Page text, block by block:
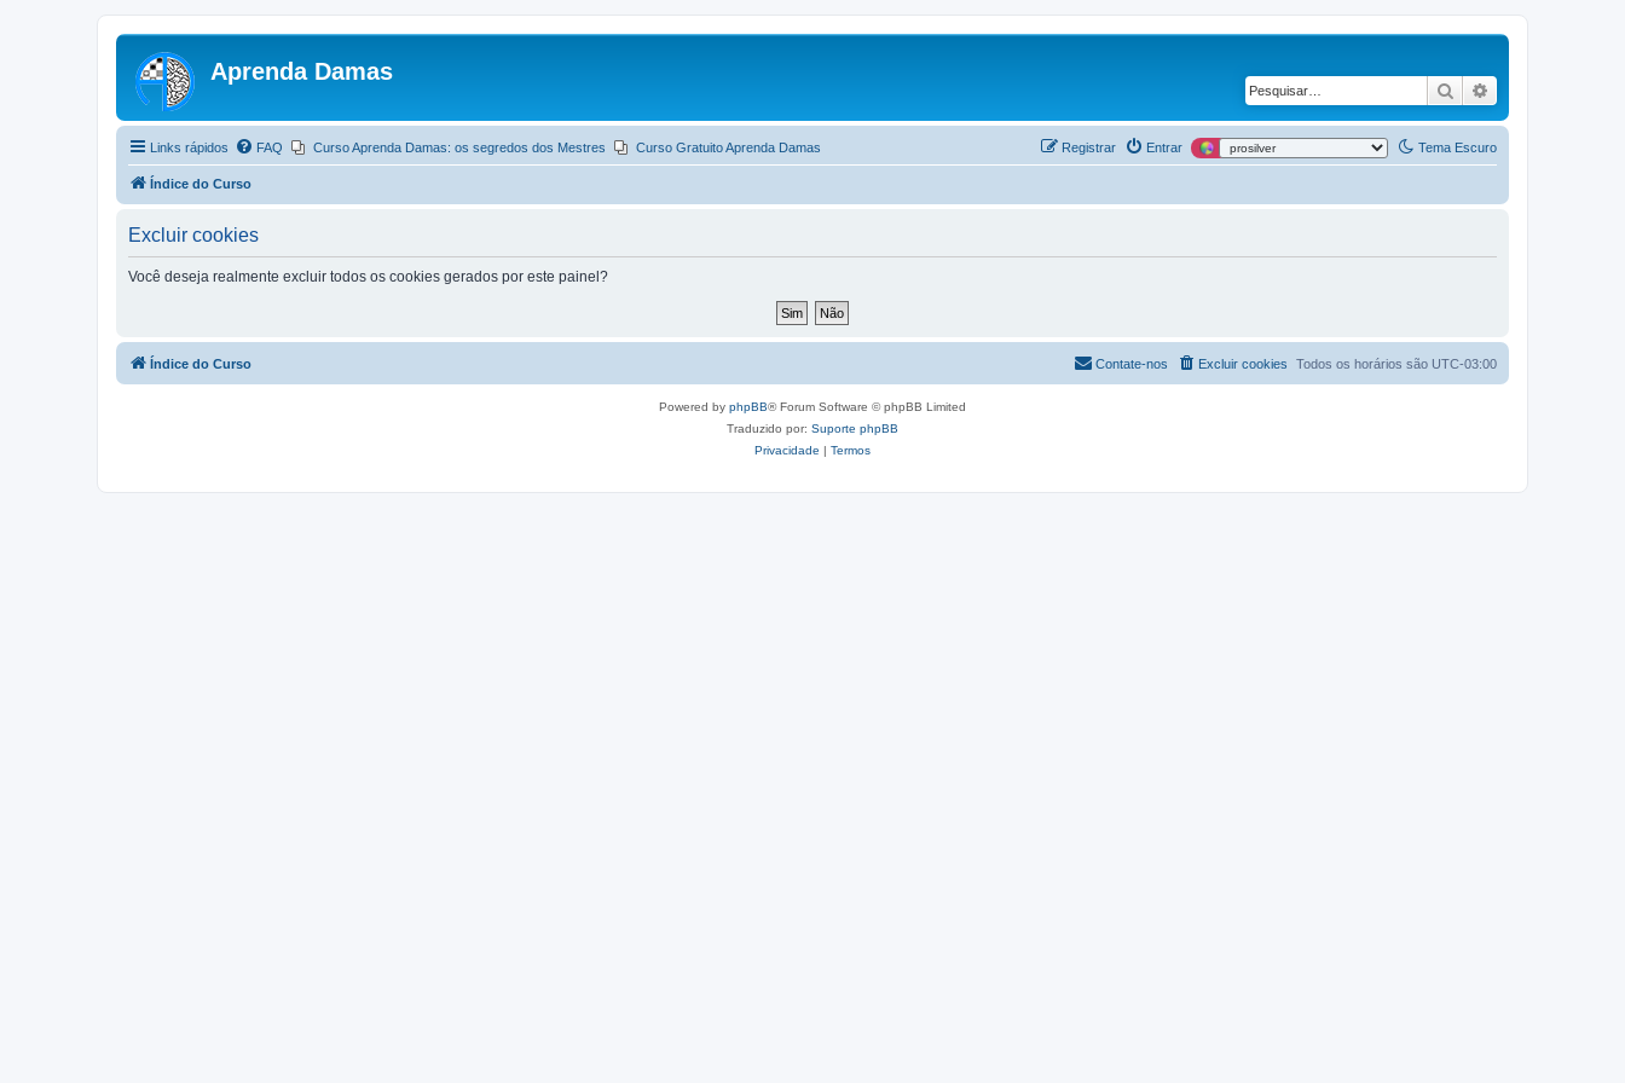
Aprenda Damas
Pesquisar
Links rápidos Tema Escuro
FAQ Curso Aprenda Damas: os segredos dos Mestres Curso Gratuito Aprenda Damas Entrar
Registrar
Índice do Curso
Excluir cookies
Você deseja realmente excluir todos os cookies gerados por este painel?
Índice do Curso Todos os horários são UTC-03:00
Excluir cookies
Contate-nos
Powered by phpBB® Forum Software © phpBB Limited
Traduzido por: Suporte phpBB
Privacidade | Termos